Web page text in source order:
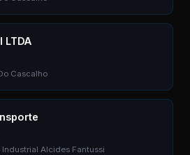
LTDA
Cascalho
Alcides Fantussi